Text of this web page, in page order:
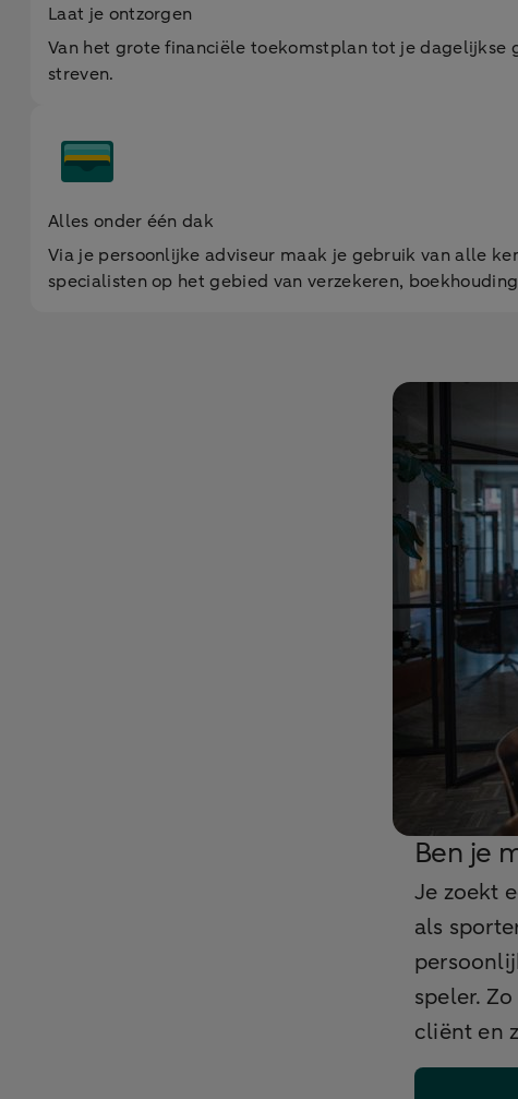
Laat je ontzorgen
Van het grote financiële toekomstplan tot je dagelijkse
streven.
Alles onder één dak
Via je persoonlijke adviseur maak je gebruik van alle
specialisten op het gebied van verzekeren,
Ben je
Je zoekt
als
speler.
cliënt en